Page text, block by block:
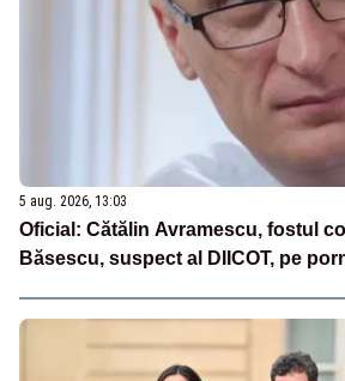
5 aug. 2026, 13:03
Oficial: Cătălin Avramescu, fostul
Băsescu, suspect al DIICOT, pe